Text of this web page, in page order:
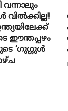
വന്നാലും
ഈന്തപ്പഴം
‘ഗുഗ്ഗുൾ